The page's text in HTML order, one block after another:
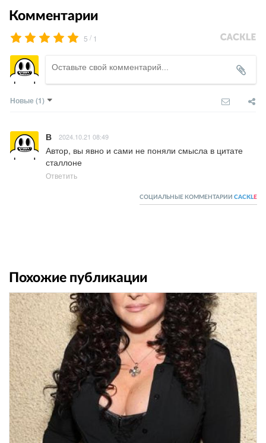
Комментарии
5 / 1
Новые (1)
В 2024.10.21 08:49
Автор, вы явно и сами не поняли смысла в цитате
сталлоне
Ответить
СОЦИАЛЬНЫЕ КОММЕНТАРИИ CACKL E
Похожие публикации